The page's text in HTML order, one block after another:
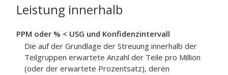
Leistung innerhalb
PPM oder % < USG und Konfidenzintervall
Die auf der Grundlage der Streuung innerhalb der
Teilgruppen erwartete Anzahl der Teile pro Million
(oder der erwartete Prozentsatz), deren